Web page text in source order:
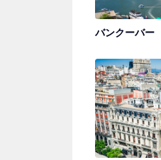
バンクーバー